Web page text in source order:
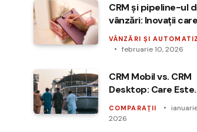
CRM și pipeline-ul
vânzări: Inovații care
transformă afacerea
VÂNZĂRI ȘI
februarie 10, 2026
CRM Mobil vs. CRM
Desktop: Care Este
Afacerea Ta?
COMPARAȚII
2026